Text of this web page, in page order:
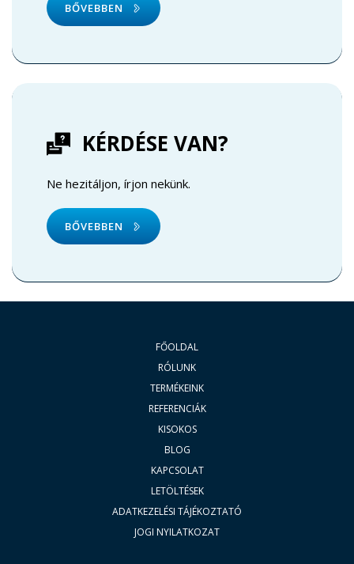
BŐVEBBEN
KÉRDÉSE VAN?
Ne hezitáljon, írjon nekünk.
BŐVEBBEN
FŐOLDAL
RÓLUNK
TERMÉKEINK
REFERENCIÁK
KISOKOS
BLOG
KAPCSOLAT
LETÖLTÉSEK
ADATKEZELÉSI TÁJÉKOZTATÓ
JOGI NYILATKOZAT